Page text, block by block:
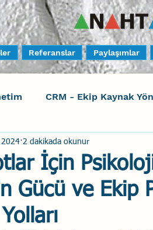
Referanslar Paylaşımlar
CRM - Ekip Kaynak
Harrison Assessments
- Human Factors
İçin
Gücü ve Ekip
2024 2 dakikada okunur